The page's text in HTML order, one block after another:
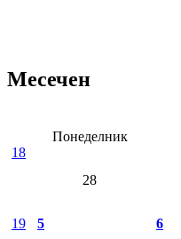
Месечен
Понеделник
18
28
19 5 6